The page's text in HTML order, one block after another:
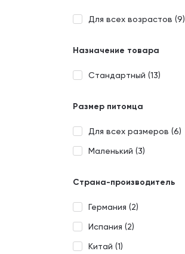
Для всех возрастов (9)
Назначение товара
Стандартный (13)
Размер питомца
Для всех размеров (6)
Маленький (3)
Страна-производитель
Германия (2)
Испания (2)
Китай (1)